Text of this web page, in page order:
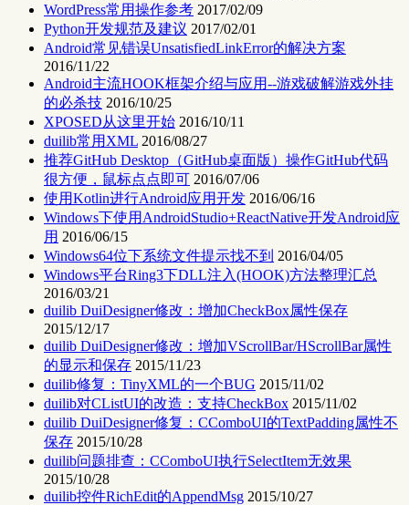
WordPress常用操作参考 2017/02/09
Python开发规范及建议 2017/02/01
Android常见错误UnsatisfiedLinkError的解决方案
2016/11/22
Android主流HOOK框架介绍与应用--游戏破解游戏外挂
的必杀技 2016/10/25
XPOSED从这里开始 2016/10/11
duilib常用XML 2016/08/27
推荐GitHub Desktop（GitHub桌面版）操作GitHub代码
很方便，鼠标点点即可 2016/07/06
使用Kotlin进行Android应用开发 2016/06/16
Windows下使用AndroidStudio+ReactNative开发Android应
用 2016/06/15
Windows64位下系统文件提示找不到 2016/04/05
Windows平台Ring3下DLL注入(HOOK)方法整理汇总
2016/03/21
duilib DuiDesigner修改：增加CheckBox属性保存
2015/12/17
duilib DuiDesigner修改：增加VScrollBar/HScrollBar属性
的显示和保存 2015/11/23
duilib修复：TinyXML的一个BUG 2015/11/02
duilib对CListUI的改造：支持CheckBox 2015/11/02
duilib DuiDesigner修复：CComboUI的TextPadding属性不
保存 2015/10/28
duilib问题排查：CComboUI执行SelectItem无效果
2015/10/28
duilib控件RichEdit的AppendMsg 2015/10/27